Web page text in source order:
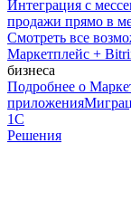
Интеграция с
продажи прямо в
Смотреть все
Маркетплейс +
бизнеса
Подробнее о
приложения
1С
Решения